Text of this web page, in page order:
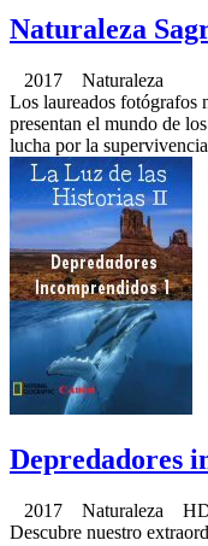
Naturaleza
2017 Naturaleza
Los laureados fotógrafos
presentan el mundo de
lucha por la
Depredadores
2017 Naturaleza
Descubre nuestro